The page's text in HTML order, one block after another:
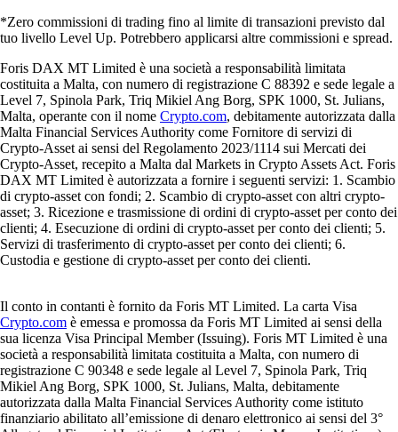
*Zero commissioni di trading fino al limite di transazioni previsto dal
tuo livello Level Up. Potrebbero applicarsi altre commissioni e spread.
Foris DAX MT Limited è una società a responsabilità limitata
costituita a Malta, con numero di registrazione C 88392 e sede legale a
Level 7, Spinola Park, Triq Mikiel Ang Borg, SPK 1000, St. Julians,
Malta, operante con il nome Crypto.com, debitamente autorizzata dalla
Malta Financial Services Authority come Fornitore di servizi di
Crypto-Asset ai sensi del Regolamento 2023/1114 sui Mercati dei
Crypto-Asset, recepito a Malta dal Markets in Crypto Assets Act. Foris
DAX MT Limited è autorizzata a fornire i seguenti servizi: 1. Scambio
di crypto-asset con fondi; 2. Scambio di crypto-asset con altri crypto-
asset; 3. Ricezione e trasmissione di ordini di crypto-asset per conto dei
clienti; 4. Esecuzione di ordini di crypto-asset per conto dei clienti; 5.
Servizi di trasferimento di crypto-asset per conto dei clienti; 6.
Custodia e gestione di crypto-asset per conto dei clienti.
Il conto in contanti è fornito da Foris MT Limited. La carta Visa
Crypto.com è emessa e promossa da Foris MT Limited ai sensi della
sua licenza Visa Principal Member (Issuing). Foris MT Limited è una
società a responsabilità limitata costituita a Malta, con numero di
registrazione C 90348 e sede legale al Level 7, Spinola Park, Triq
Mikiel Ang Borg, SPK 1000, St. Julians, Malta, debitamente
autorizzata dalla Malta Financial Services Authority come istituto
finanziario abilitato all’emissione di denaro elettronico ai sensi del 3°